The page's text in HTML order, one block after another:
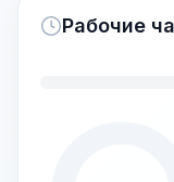
Рабочие